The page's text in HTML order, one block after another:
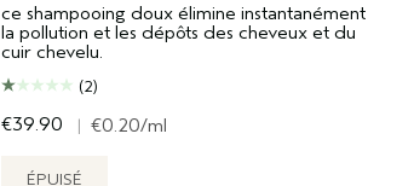
ce shampooing doux élimine instantanément
la pollution et les dépôts des cheveux et du
cuir chevelu.
(2)
€39.90 | €0.20/ml
ÉPUISÉ